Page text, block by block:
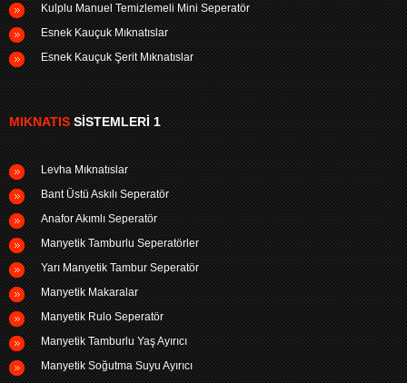
Kulplu Manuel Temizlemeli Mini Seperatör
Esnek Kauçuk Mıknatıslar
Esnek Kauçuk Şerit Mıknatıslar
MIKNATISSISTEMLERI 1
Levha Mıknatıslar
Bant Üstü Askılı Seperatör
Anafor Akımlı Seperatör
Manyetik Tamburlu Seperatörler
Yarı Manyetik Tambur Seperatör
Manyetik Makaralar
Manyetik Rulo Seperatör
Manyetik Tamburlu Yaş Ayırıcı
Manyetik Soğutma Suyu Ayırıcı